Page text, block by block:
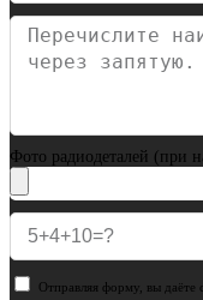
Фото радиодеталей (при
Отправляя форму, вы даёте